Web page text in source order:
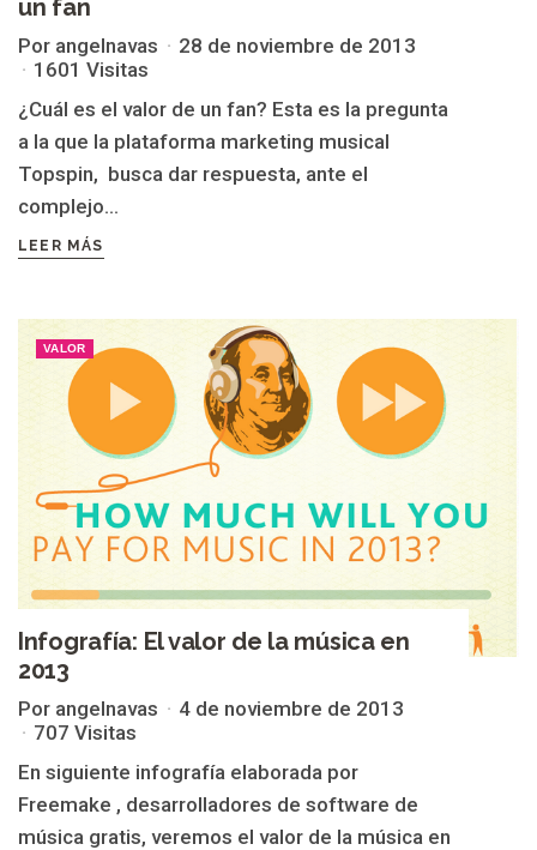
un fan
Por angelnavas
28 de noviembre de 2013
1601 Visitas
¿Cuál es el valor de un fan? Esta es la pregunta
a la que la plataforma marketing musical
Topspin, busca dar respuesta, ante el
complejo...
LEER MÁS
VALOR
Infografía: El valor de la música en
2013
Por angelnavas
4 de noviembre de 2013
707 Visitas
En siguiente infografía elaborada por
Freemake , desarrolladores de software de
música gratis, veremos el valor de la música en